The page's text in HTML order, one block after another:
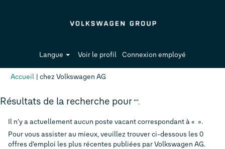
Langue Voir le profil Connexion employé
Accueil | chez Volkswagen AG
Résultats de la recherche pour "".
Il n’y a actuellement aucun poste vacant correspondant à « ».
Pour vous assister au mieux, veuillez trouver ci-dessous les 0
offres d’emploi les plus récentes publiées par Volkswagen AG.